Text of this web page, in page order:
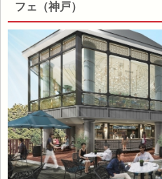
フェ（神戸）